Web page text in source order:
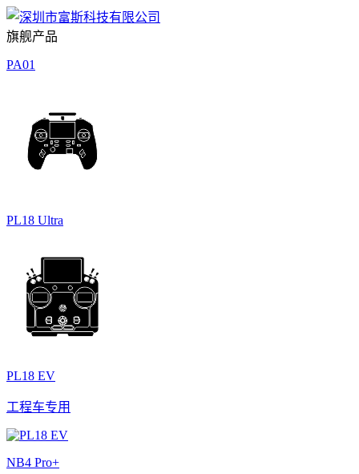
旗舰产品
PA01
PL18 Ultra
PL18 EV
工程车专用
NB4 Pro+